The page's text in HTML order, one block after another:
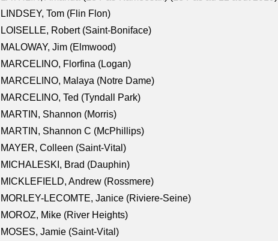
LINDSEY, Tom (Flin Flon)
LOISELLE, Robert (Saint-Boniface)
MALOWAY, Jim (Elmwood)
MARCELINO, Florfina (Logan)
MARCELINO, Malaya (Notre Dame)
MARCELINO, Ted (Tyndall Park)
MARTIN, Shannon (Morris)
MARTIN, Shannon C (McPhillips)
MAYER, Colleen (Saint-Vital)
MICHALESKI, Brad (Dauphin)
MICKLEFIELD, Andrew (Rossmere)
MORLEY-LECOMTE, Janice (Riviere-Seine)
MOROZ, Mike (River Heights)
MOSES, Jamie (Saint-Vital)